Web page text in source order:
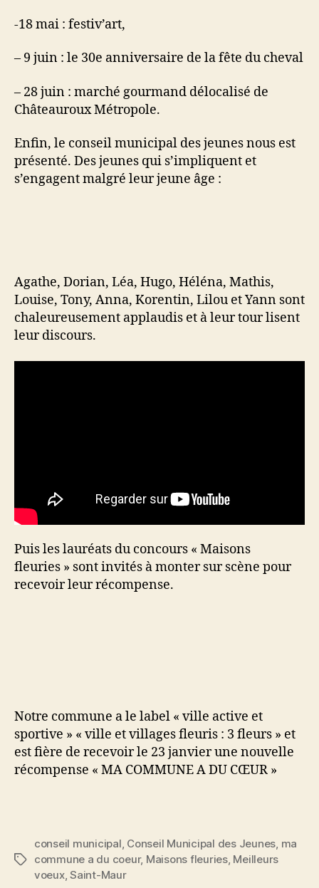
-18 mai : festiv’art,
– 9 juin : le 30e anniversaire de la fête du cheval
– 28 juin : marché gourmand délocalisé de
Châteauroux Métropole.
Enfin, le conseil municipal des jeunes nous est
présenté. Des jeunes qui s’impliquent et
s’engagent malgré leur jeune âge :
Agathe, Dorian, Léa, Hugo, Héléna, Mathis,
Louise, Tony, Anna, Korentin, Lilou et Yann sont
chaleureusement applaudis et à leur tour lisent
leur discours.
Puis les lauréats du concours « Maisons
fleuries » sont invités à monter sur scène pour
recevoir leur récompense.
Notre commune a le label « ville active et
sportive » « ville et villages fleuris : 3 fleurs » et
est fière de recevoir le 23 janvier une nouvelle
récompense « MA COMMUNE A DU CŒUR »
Étiquettes
conseil municipal, Conseil Municipal des Jeunes, ma
commune a du coeur, Maisons fleuries, Meilleurs
voeux,Saint-Maur